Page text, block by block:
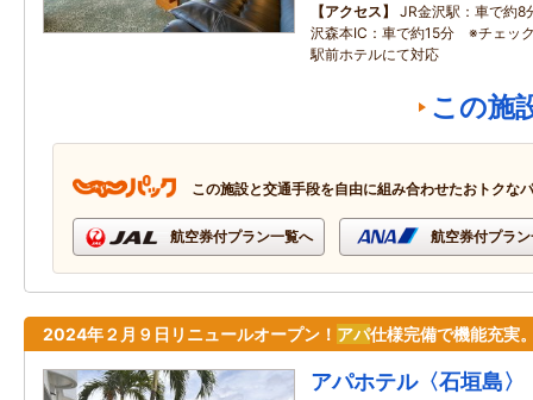
アクセス
JR金沢駅：車で約8
沢森本IC：車で約15分 ※チェッ
駅前ホテルにて対応
この施
この施設と交通手段を自由に組み合わせたおトクな
航空券付プラン一覧へ 航空券付プラ
2024年２月９日リニュールオープン！ アパ仕様完備で機能充実
アパホテル〈石垣島〉